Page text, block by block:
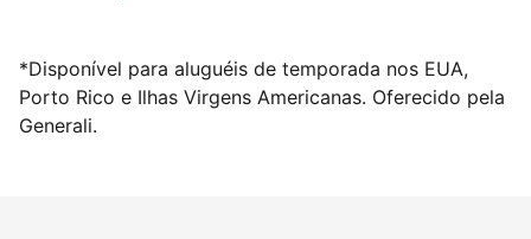
*Disponível para aluguéis de temporada nos EUA,
Porto Rico e Ilhas Virgens Americanas. Oferecido pela
Generali.